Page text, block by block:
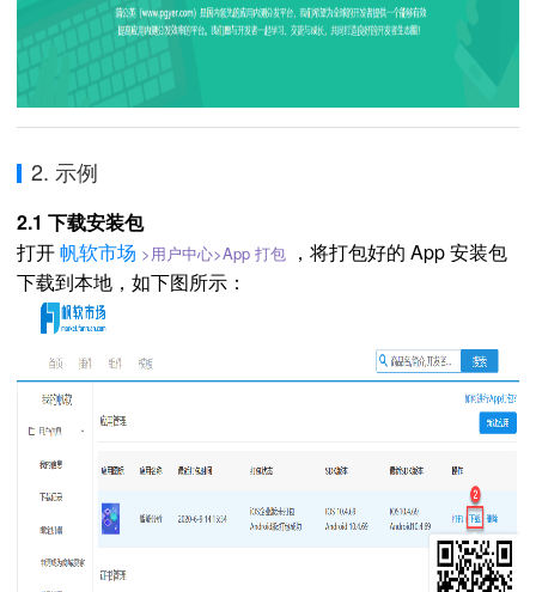
2. 示例
2.1 下载安装包
打开帆软市场 >用户中心>App 打包 ，将打包好的 App 安装包
下载到本地，如下图所示：